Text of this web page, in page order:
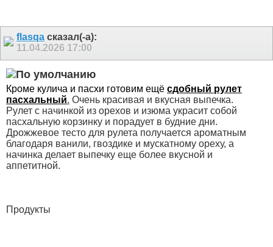
flasqa сказал(-а):
11.04.2026 17:00
Кроме кулича и пасхи готовим ещё сдобный рулет
пасхальный. Очень красивая и вкусная выпечка.
Рулет с начинкой из орехов и изюма украсит собой
пасхальную корзинку и порадует в будние дни.
Дрожжевое тесто для рулета получается ароматным
благодаря ванили, гвоздике и мускатному ореху, а
начинка делает выпечку еще более вкусной и
аппетитной.
Продукты